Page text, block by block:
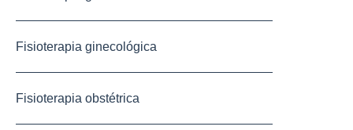
Fisioterapia ginecológica
Fisioterapia obstétrica